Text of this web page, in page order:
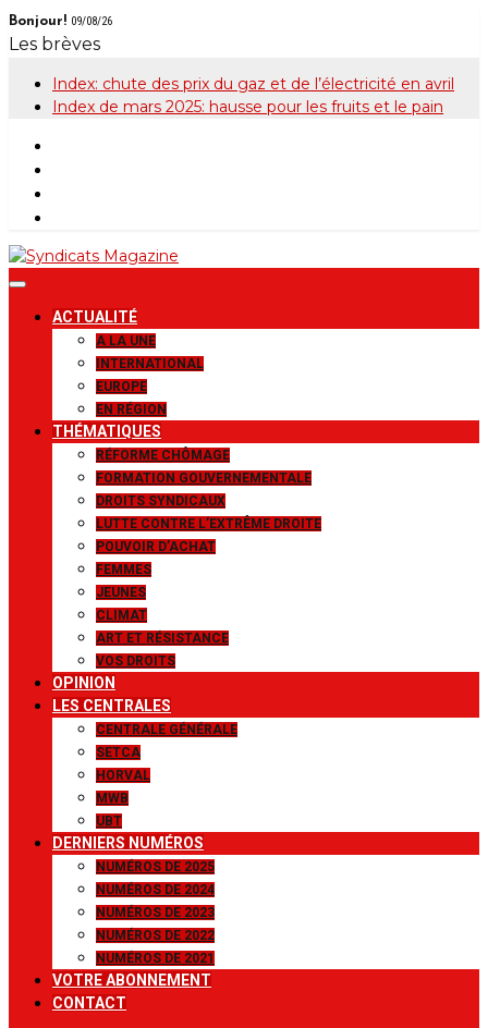
Skip
to
Bonjour! 09/08/26
Les brèves
Index: chute des prix du gaz et de l’électricité en avril
Index de mars 2025: hausse pour les fruits et le pain
Syndicats
Magazine
Le magazine de la FGTB
ACTUALITÉ
A LA UNE
INTERNATIONAL
EUROPE
EN RÉGION
THÉMATIQUES
RÉFORME CHÔMAGE
FORMATION GOUVERNEMENTALE
DROITS SYNDICAUX
LUTTE CONTRE L’EXTRÊME DROITE
POUVOIR D’ACHAT
FEMMES
JEUNES
CLIMAT
ART ET RÉSISTANCE
VOS DROITS
OPINION
LES CENTRALES
CENTRALE GÉNÉRALE
SETCA
HORVAL
MWB
UBT
DERNIERS NUMÉROS
NUMÉROS DE 2025
NUMÉROS DE 2024
NUMÉROS DE 2023
NUMÉROS DE 2022
NUMÉROS DE 2021
VOTRE ABONNEMENT
CONTACT